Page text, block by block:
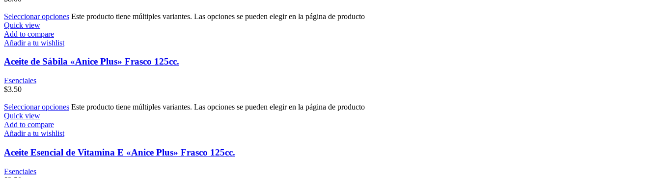
Seleccionar opciones Este producto tiene múltiples variantes. Las opciones se pueden elegir en la página de producto
Quick view
Add to compare
Añadir a tu wishlist
Aceite de Sábila «Anice Plus» Frasco 125cc.
Esenciales
$3.50
Seleccionar opciones Este producto tiene múltiples variantes. Las opciones se pueden elegir en la página de producto
Quick view
Add to compare
Añadir a tu wishlist
Aceite Esencial de Vitamina E «Anice Plus» Frasco 125cc.
Esenciales